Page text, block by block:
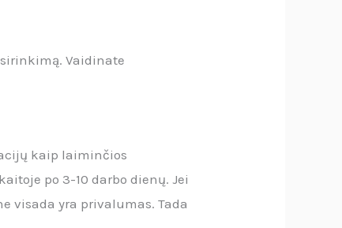
Vaidinate
kaip laiminčios
po 3-10 darbo dienų. Jei
visada yra privalumas. Tada